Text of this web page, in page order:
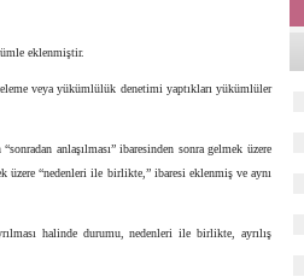
eklenmiştir.
veya yükümlülük denetimi yaptıkları yükümlüler
anlaşılması” ibaresinden sonra gelmek üzere
üzere “nedenleri ile birlikte,” ibaresi eklenmiş ve aynı
halinde durumu, nedenleri ile birlikte, ayrılış